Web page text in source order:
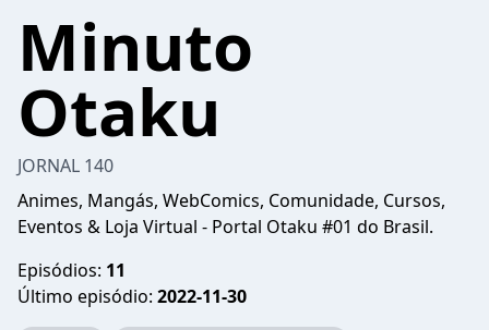
Minuto
Otaku
JORNAL 140
Animes, Mangás, WebComics, Comunidade, Cursos,
Eventos & Loja Virtual - Portal Otaku #01 do Brasil.
Episódios: 11
Último episódio: 2022-11-30